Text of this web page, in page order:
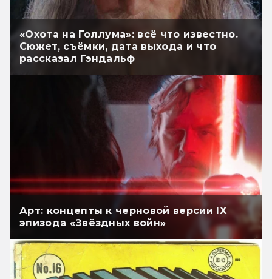
«Охота на Голлума»: всё что известно.
Сюжет, съёмки, дата выхода и что
рассказал Гэндальф
Арт: концепты к черновой версии IX
эпизода «Звёздных войн»